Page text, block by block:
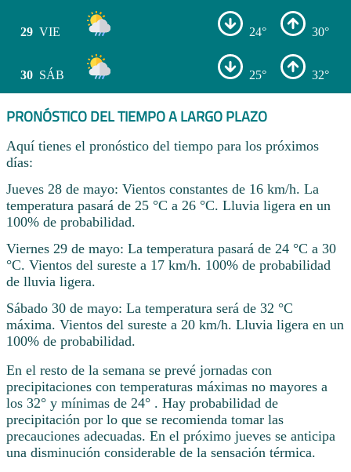
29 VIE 24° 30°
30 SÁB 25° 32°
PRONÓSTICO DEL TIEMPO A LARGO PLAZO
Aquí tienes el pronóstico del tiempo para los próximos
días:
Jueves 28 de mayo: Vientos constantes de 16 km/h. La
temperatura pasará de 25 °C a 26 °C. Lluvia ligera en un
100% de probabilidad.
Viernes 29 de mayo: La temperatura pasará de 24 °C a 30
°C. Vientos del sureste a 17 km/h. 100% de probabilidad
de lluvia ligera.
Sábado 30 de mayo: La temperatura será de 32 °C
máxima. Vientos del sureste a 20 km/h. Lluvia ligera en un
100% de probabilidad.
En el resto de la semana se prevé jornadas con
precipitaciones con temperaturas máximas no mayores a
los 32° y mínimas de 24° . Hay probabilidad de
precipitación por lo que se recomienda tomar las
precauciones adecuadas. En el próximo jueves se anticipa
una disminución considerable de la sensación térmica.